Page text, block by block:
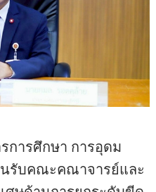
การศึกษา การอุดม
รับคณะคณาจารย์และ